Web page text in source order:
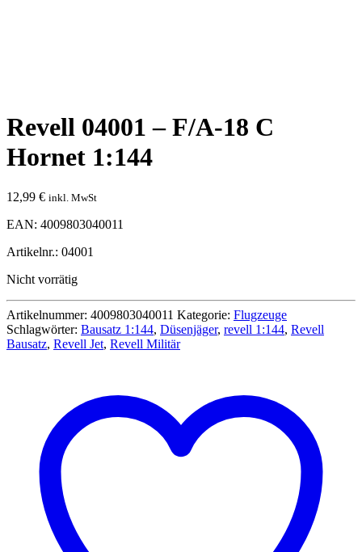
Revell 04001 – F/A-18 C
Hornet 1:144
12,99 € inkl. MwSt
EAN: 4009803040011
Artikelnr.: 04001
Nicht vorrätig
Artikelnummer: 4009803040011 Kategorie: Flugzeuge
Schlagwörter: Bausatz 1:144, Düsenjäger, revell 1:144, Revell
Bausatz, Revell Jet, Revell Militär